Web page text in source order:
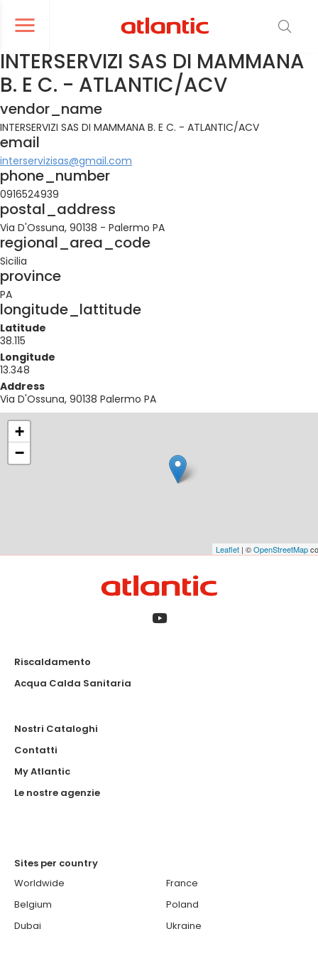
Ouvrir le menu de navigation
le menu de navigation
INTERSERVIZI SAS DI MAMMANA
B. E C. - ATLANTIC/ACV
vendor_name
INTERSERVIZI SAS DI MAMMANA B. E C. - ATLANTIC/ACV
email
interservizisas@gmail.com
phone_number
0916524939
postal_address
Via D'Ossuna, 90138 - Palermo PA
regional_area_code
Sicilia
province
PA
longitude_lattitude
Latitude
38.115
Longitude
13.348
Address
Via D'Ossuna, 90138 Palermo PA
+
−
Leaflet | ©OpenStreetMap
Riscaldamento
Acqua Calda Sanitaria
Nostri Cataloghi
Contatti
My Atlantic
Le nostre agenzie
Sites per country
Worldwide
Belgium
Dubai
France
Poland
Ukraine